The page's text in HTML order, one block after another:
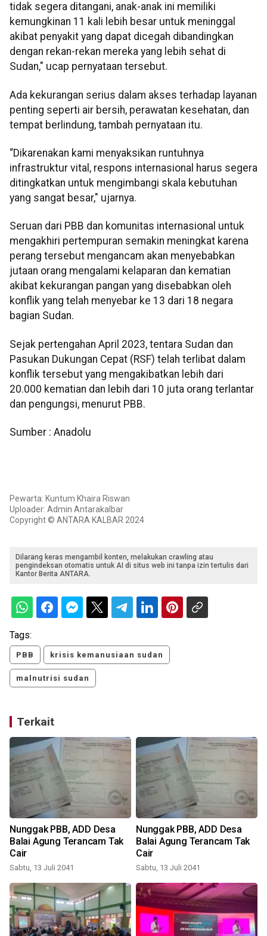
tidak segera ditangani, anak-anak ini memiliki
kemungkinan 11 kali lebih besar untuk meninggal
akibat penyakit yang dapat dicegah dibandingkan
dengan rekan-rekan mereka yang lebih sehat di
Sudan," ucap pernyataan tersebut.
Ada kekurangan serius dalam akses terhadap layanan
penting seperti air bersih, perawatan kesehatan, dan
tempat berlindung, tambah pernyataan itu.
“Dikarenakan kami menyaksikan runtuhnya
infrastruktur vital, respons internasional harus segera
ditingkatkan untuk mengimbangi skala kebutuhan
yang sangat besar," ujarnya.
Seruan dari PBB dan komunitas internasional untuk
mengakhiri pertempuran semakin meningkat karena
perang tersebut mengancam akan menyebabkan
jutaan orang mengalami kelaparan dan kematian
akibat kekurangan pangan yang disebabkan oleh
konflik yang telah menyebar ke 13 dari 18 negara
bagian Sudan.
Sejak pertengahan April 2023, tentara Sudan dan
Pasukan Dukungan Cepat (RSF) telah terlibat dalam
konflik tersebut yang mengakibatkan lebih dari
20.000 kematian dan lebih dari 10 juta orang terlantar
dan pengungsi, menurut PBB.
Sumber : Anadolu
Pewarta: Kuntum Khaira Riswan
Uploader: Admin Antarakalbar
Copyright © ANTARA KALBAR 2024
Dilarang keras mengambil konten, melakukan crawling atau
pengindeksan otomatis untuk AI di situs web ini tanpa izin tertulis dari
Kantor Berita ANTARA.
Tags:
PBB krisis kemanusiaan sudan
malnutrisi sudan
Terkait
Nunggak PBB, ADD Desa
Balai Agung Terancam Tak
Cair
Sabtu, 13 Juli 2041
Nunggak PBB, ADD Desa
Balai Agung Terancam Tak
Cair
Sabtu, 13 Juli 2041